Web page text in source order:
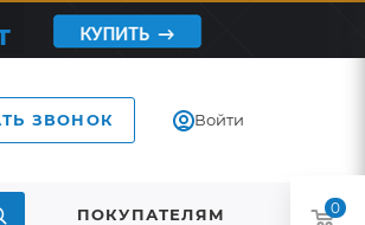
ЗВОНОК Войти
ПОКУПАТЕЛЯМ 0